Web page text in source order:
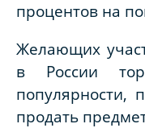
процентов на
Желающих
в России
популярности,
продать